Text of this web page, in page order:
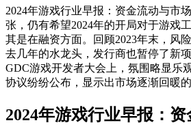
2024年游戏行业早报：资金流动与市
张，仍有希望2024年的开局对于游戏
其是在融资方面。回顾2023年末，风
去几年的水龙头，发行商也暂停了新
GDC游戏开发者大会上，氛围略显乐
协议纷纷公布，显示出市场逐渐回暖
2024年游戏行业早报：